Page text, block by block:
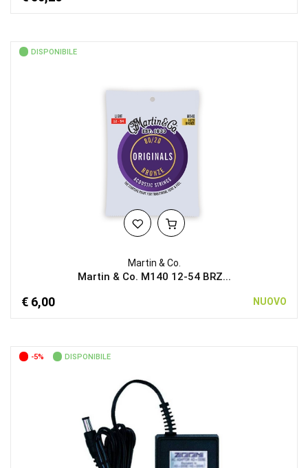
DISPONIBILE
Martin & Co.
Martin & Co. M140 12-54 BRZ...
€ 6,00 NUOVO
-5% DISPONIBILE